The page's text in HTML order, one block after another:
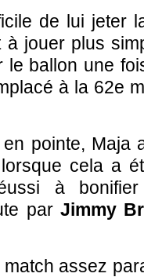
de lui jeter
jouer plus
le ballon une
à la 62e
pointe, Maja
cela a
à
par Jimmy
match assez